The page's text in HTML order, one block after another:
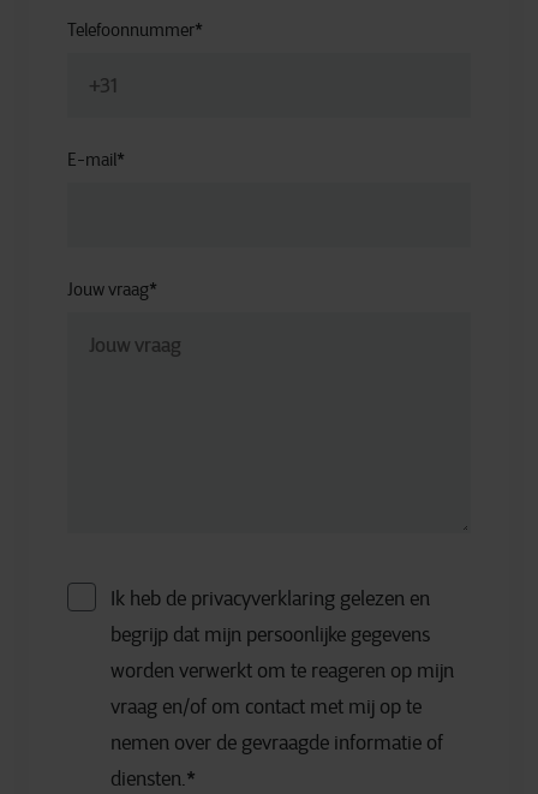
Telefoonnummer*
E-mail*
Jouw vraag*
Ik heb de privacyverklaring gelezen en
begrijp dat mijn persoonlijke gegevens
worden verwerkt om te reageren op mijn
vraag en/of om contact met mij op te
nemen over de gevraagde informatie of
diensten.*